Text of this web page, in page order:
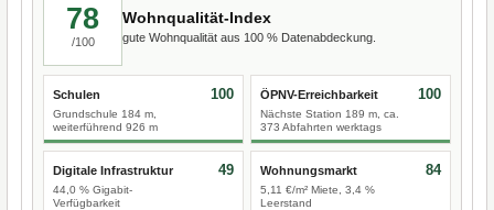
78
/100
Wohnqualität-Index
gute Wohnqualität aus 100 % Datenabdeckung.
Schulen
Grundschule 184 m,
weiterführend 926 m
100 ÖPNV-Erreichbarkeit
Nächste Station 189 m, ca.
373 Abfahrten werktags
100
Digitale Infrastruktur
44,0 % Gigabit-
Verfügbarkeit
49 Wohnungsmarkt
5,11 €/m² Miete, 3,4 %
Leerstand
84